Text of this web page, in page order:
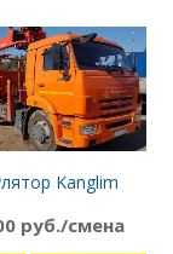
Kanglim
руб./смена